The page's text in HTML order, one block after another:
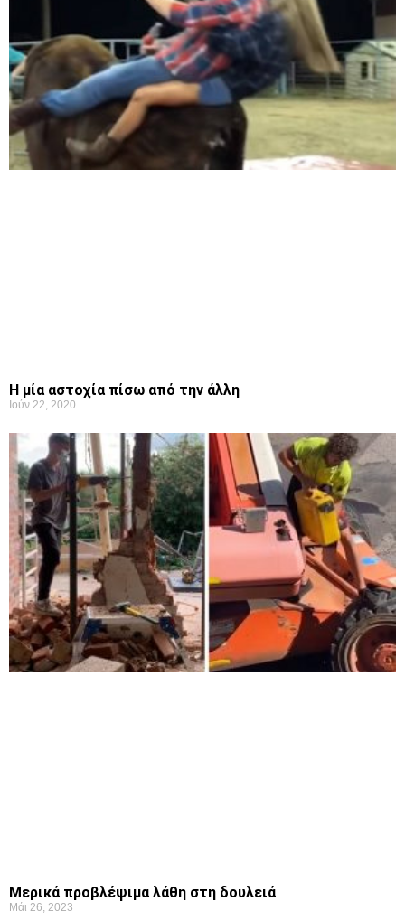
Η μία αστοχία πίσω από την άλλη
Ιούν 22, 2020
Μερικά προβλέψιμα λάθη στη δουλειά
Μάι 26, 2023